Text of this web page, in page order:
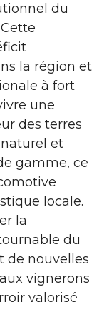
du
la région et
à fort
une
des terres
et
gamme, ce
locale.
la
du
de nouvelles
vignerons
valorisé